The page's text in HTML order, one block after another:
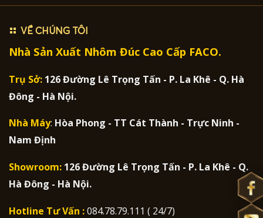
VỀ CHÚNG TÔI
Nhà Sản Xuất Nhôm Đúc Cao Cấp FACO.
Trụ Sở: 126 Đường Lê Trọng Tấn - P. La Khê - Q. Hà
Đông - Hà Nội.
Nhà Máy: Hòa Phong - TT Cát Thành - Trực Ninh -
Nam Định
Showroom: 126 Đường Lê Trọng Tấn - P. La Khê - Q.
Hà Đông - Hà Nội.
Hotline Tư Vấn :084.78.79.111 ( 24/7)